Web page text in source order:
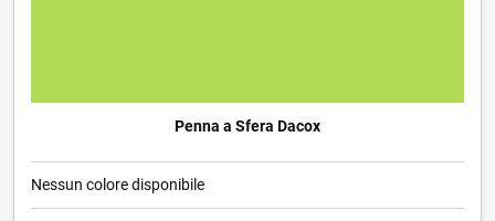
Penna a Sfera Dacox
Nessun colore disponibile